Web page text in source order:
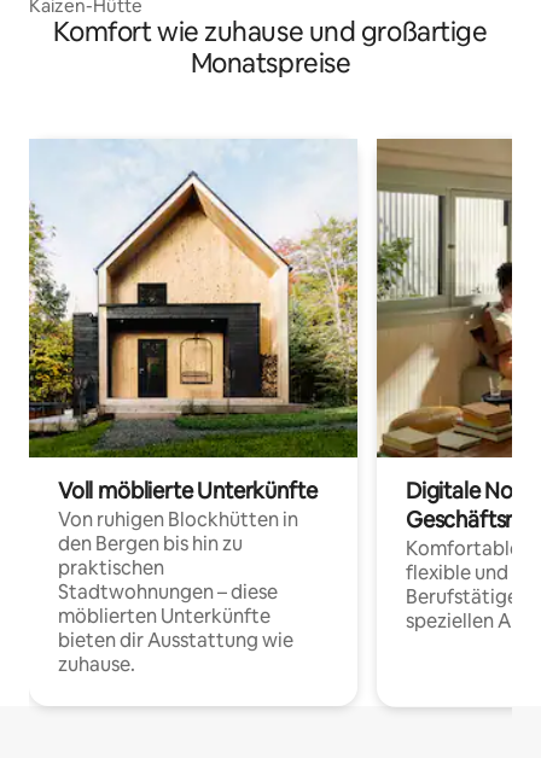
Kaizen-Hütte
Komfort wie zuhause und großartige
Monatspreise
Voll möblierte Unterkünfte
Von ruhigen Blockhütten in
den Bergen bis hin zu
praktischen
Stadtwohnungen – diese
möblierten Unterkünfte
bieten dir Ausstattung wie
zuhause.
Digitale
Komfortable
flexible und
Berufstätige
speziellen